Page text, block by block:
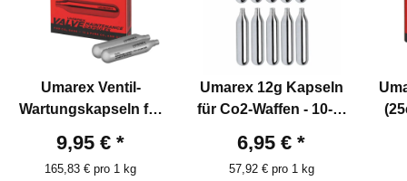
Umarex Ventil-
Wartungskapseln für
9,95 € *
165,83 € pro 1 kg
Umarex 12g Kapseln
für Co2-Waffen - 10-er
6,95 € *
57,92 € pro 1 kg